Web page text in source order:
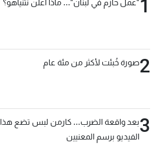
1"عمل حازم في لبنان"... ماذا أعلن نتنياهو؟
2صورة خُبئت لأكثر من مئة عام
3بعد واقعة الضرب... كارمن لبس تضع هذا
الفيديو برسم المعنيين